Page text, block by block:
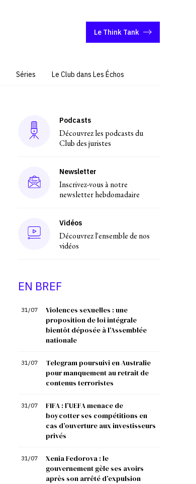
Le Think Tank
Séries Le Club dans Les Échos
Podcasts
Découvrez les podcasts du
Club des juristes
Newsletter
Inscrivez-vous à notre
newsletter hebdomadaire
Vidéos
Découvrez l'ensemble de nos
vidéos
EN BREF
31/07
Violences sexuelles : une
proposition de loi intégrale
bientôt déposée à l’Assemblée
nationale
31/07
Telegram poursuivi en Australie
pour manquement au retrait de
contenus terroristes
31/07
FIFA : l’UEFA menace de
boycotter ses compétitions en
cas d’ouverture aux investisseurs
privés
31/07
Xenia Fedorova : le
gouvernement gèle ses avoirs
après son arrêté d’expulsion